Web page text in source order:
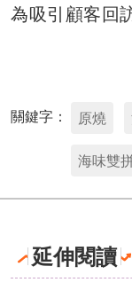
為吸引顧客回
關鍵字： 原燒
海味雙
延伸閱讀